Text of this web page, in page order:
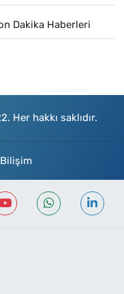
Dakika Haberleri
Her hakkı saklıdır.